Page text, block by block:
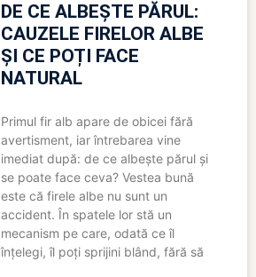
DE CE ALBEȘTE PĂRUL:
CAUZELE FIRELOR ALBE
ȘI CE POȚI FACE
NATURAL
Primul fir alb apare de obicei fără
avertisment, iar întrebarea vine
imediat după: de ce albește părul și
se poate face ceva? Vestea bună
este că firele albe nu sunt un
accident. În spatele lor stă un
mecanism pe care, odată ce îl
înțelegi, îl poți sprijini blând, fără să